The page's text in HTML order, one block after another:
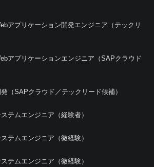
アプリケーション開発エンジニア（テックリ
アプリケーションエンジニア（SAPクラウド
（SAPクラウド／テックリード候補）
テムエンジニア（経験者）
テムエンジニア（微経験）
テムエンジニア（微経験）